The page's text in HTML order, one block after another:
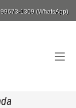
1309 (WhatsApp)